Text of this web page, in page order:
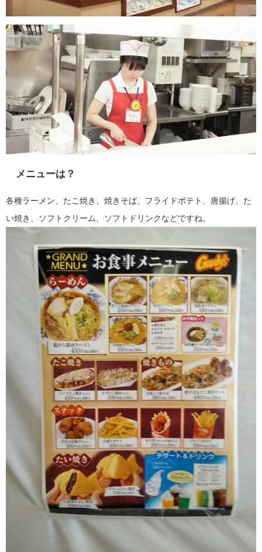
メニューは？
各種ラーメン、たこ焼き、焼きそば、フライドポテト、唐揚げ、た
い焼き、ソフトクリーム、ソフトドリンクなどですね。